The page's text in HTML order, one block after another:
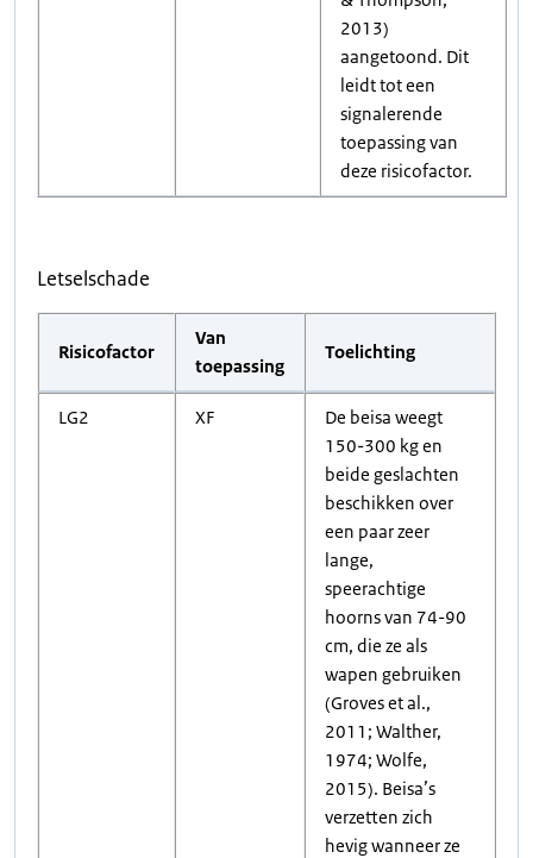
2013)
aangetoond. Dit
leidt tot een
signalerende
toepassing van
deze risicofactor.
Letselschade
Risicofactor
Van
toepassing
Toelichting
LG2 XF
De beisa weegt
150-300 kg en
beide geslachten
beschikken over
een paar zeer
lange,
speerachtige
hoorns van 74-90
cm, die ze als
wapen gebruiken
(Groves et al.,
2011; Walther,
1974; Wolfe,
2015). Beisa’s
verzetten zich
hevig wanneer ze